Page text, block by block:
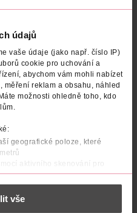
údajů
vaše údaje (jako např. číslo IP)
cookie pro uchování a
abychom vám mohli nabízet
reklam a obsahu, náhled
možnosti ohledně toho, kdo
geografické poloze, které
aktivního skenování pro
prstu)
vaše osobní údaje, a nastavte
. Svůj souhlas můžete kdykoliv
vše